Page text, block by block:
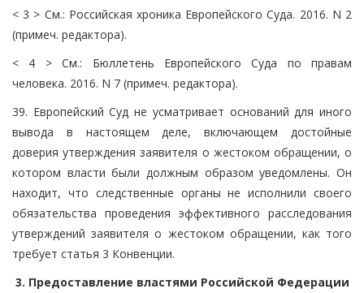
< 3 > См.: Российская хроника Европейского Суда. 2016. N 2
(примеч. редактора).
< 4 > См.: Бюллетень Европейского Суда по правам
человека. 2016. N 7 (примеч. редактора).
39. Европейский Суд не усматривает оснований для иного
вывода в настоящем деле, включающем достойные
доверия утверждения заявителя о жестоком обращении, о
котором власти были должным образом уведомлены. Он
находит, что следственные органы не исполнили своего
обязательства проведения эффективного расследования
утверждений заявителя о жестоком обращении, как того
требует статья 3 Конвенции.
3. Предоставление властями Российской Федерации